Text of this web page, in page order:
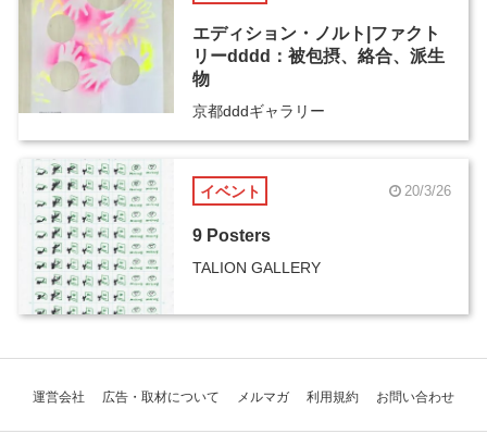
エディション・ノルト|ファクト
リーdddd：被包摂、絡合、派生
物
京都dddギャラリー
イベント 20/3/26
9 Posters
TALION GALLERY
運営会社 広告・取材について メルマガ 利用規約 お問い合わせ